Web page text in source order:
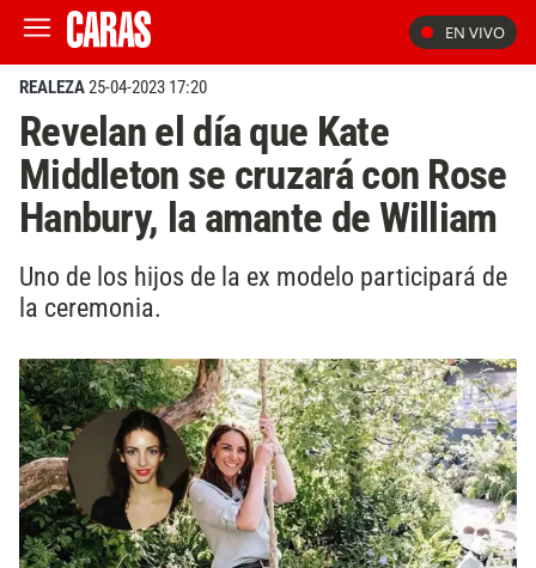
EN VIVO
REALEZA25-04-2023 17:20
Revelan el día que Kate
Middleton se cruzará con Rose
Hanbury, la amante de William
Uno de los hijos de la ex modelo participará de
la ceremonia.